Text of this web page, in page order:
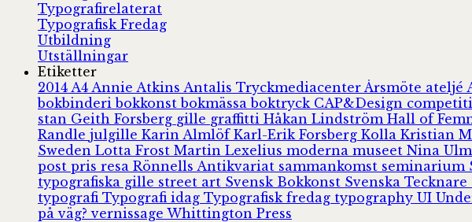
Typografirelaterat
Typografisk Fredag
Utbildning
Utställningar
Etiketter
2014 A4 Annie Atkins Antalis Tryckmediacenter Årsmöte ateljé
bokbinderibokkonstbokmässaboktryck CAP&Design
stan Geith Forsberg gille graffitti Håkan Lindström Hall of
Randle julgille Karin Almlöf Karl-Erik Forsberg Kolla Kristian
Sweden Lotta Frost Martin Lexelius moderna museet Nina
post pris resa Rönnells Antikvariat sammankomst seminarium
typografiska gille street art Svensk Bokkonst Svenska Tecknare
typografi Typografi idag Typografisk fredag typography UI
på väg?vernissage Whittington Press